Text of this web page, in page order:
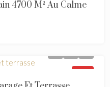
4700 M² Au Calme
VENDU